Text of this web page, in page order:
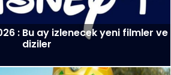
: Bu ay izlenecek yeni filmler ve
diziler